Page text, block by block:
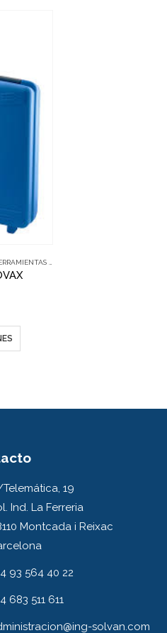
Y ACCESORIOS
19
Ind. La Ferreria
Montcada i Reixac
93 564 40 22
683 511 611
solvan.com